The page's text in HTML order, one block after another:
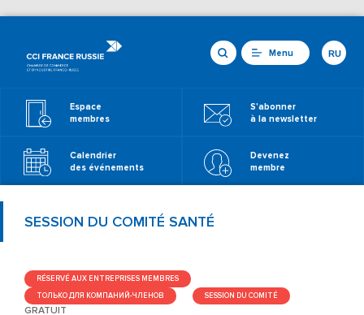
Menu
Espace
membres
S'abonner
à la newsletter
Calendrier
des événements
Devenez
membre
RU
SESSION DU COMITÉ SANTÉ
RÉSERVÉ AUX ENTREPRISES MEMBRES
ТОЛЬКО ДЛЯ КОМПАНИЙ-ЧЛЕНОВ
SESSION DU COMITÉ
GRATUIT